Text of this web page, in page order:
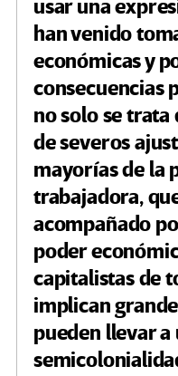
usar una
han venido
económicas y
consecuencias
no solo se
de severos
mayorías de la
trabajadora,
acompañado
poder
capitalistas de
implican
pueden llevar